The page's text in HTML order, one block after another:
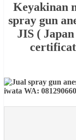
Keyakinan
spray gun
JIS (